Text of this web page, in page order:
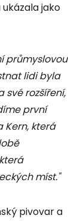
jako
průmyslovou
lidi byla
své rozšíření,
první
Kern, která
míst."
pivovar a